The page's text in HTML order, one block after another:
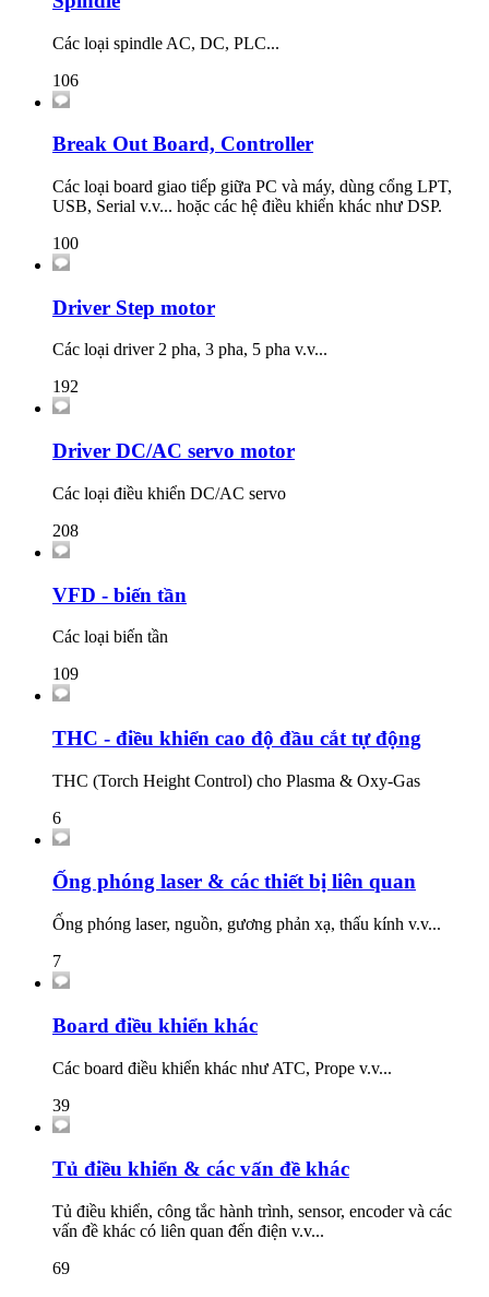
Các loại spindle AC, DC, PLC...
106
Break Out Board, Controller
Các loại board giao tiếp giữa PC và máy, dùng cổng LPT,
USB, Serial v.v... hoặc các hệ điều khiển khác như DSP.
100
Driver Step motor
Các loại driver 2 pha, 3 pha, 5 pha v.v...
192
Driver DC/AC servo motor
Các loại điều khiển DC/AC servo
208
VFD - biến tần
Các loại biến tần
109
THC - điều khiển cao độ đầu cắt tự động
THC (Torch Height Control) cho Plasma & Oxy-Gas
6
Ống phóng laser & các thiết bị liên quan
Ống phóng laser, nguồn, gương phản xạ, thấu kính v.v...
7
Board điều khiển khác
Các board điều khiển khác như ATC, Prope v.v...
39
Tủ điều khiển & các vấn đề khác
Tủ điều khiển, công tắc hành trình, sensor, encoder và các
vấn đề khác có liên quan đến điện v.v...
69